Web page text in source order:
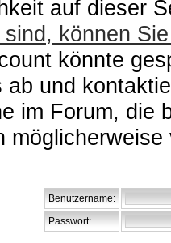
auf dieser
können
könnte
ab und
im Forum, die
Benutzername:
Passwort: